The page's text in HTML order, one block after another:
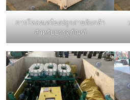
การโหลดเครื่องปลูกถ่ายต้นกล้า
สำหรับบรรจุภัณฑ์